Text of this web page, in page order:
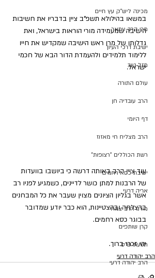
מכינה ליש"ק עץ חיים
מרן הרב עמאר
ישיבת דרכי העיון
מזל טוב
עולם התורה
הרב עובדיה חן
דף היומי
הרב מצליח חי מאזוז
רשת הכוללים "רצופות"
ישיבת כסא רחמים
אריה דרעי
מורנו הרב צמח
קרן שותפים
תנועת ש"ס
הרב יהודה דרעי
במשאו בהילולא תשפ"ב ציין בדבריו את חשיבות
הישיבה שמעמידה מורי הוראות בישראל, ואת
גדלותו של מרן ראש הישיבה שמקדיש את חייו
ללימוד תלמידים ולהעמדת הדור הבא של חכמי
ישראל.
עוד ציין הרב באותה דרשה כי ביושבו בוועדות
של הרבנות למתן כושר לדיינים, כשמגיע לפניו רב
אשר בגליון הציונים מצוין שעבר את כל המבחנים
בהצלחה ובהצטיינות, הוא כבר יודע שמדובר
בבוגר כסא רחמים.
יהי זכרו ברוך.
הרב יהודה דרעי